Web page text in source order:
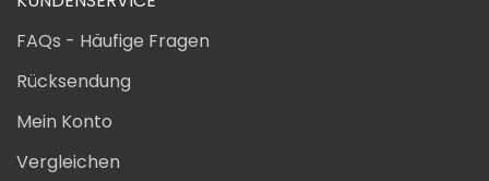
FAQs - Häufige Fragen
Rücksendung
Mein Konto
Vergleichen